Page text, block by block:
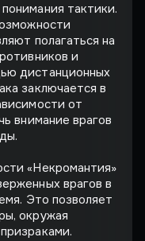
тактики.
полагаться на
и
дистанционных
заключается в
от
внимание врагов
«Некромантия»
врагов в
Это позволяет
окружая